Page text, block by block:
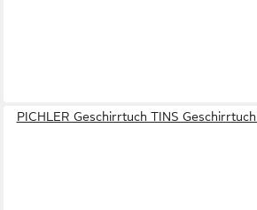
PICHLER Geschirrtuch TINS